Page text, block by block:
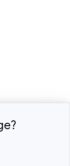
计和开发由